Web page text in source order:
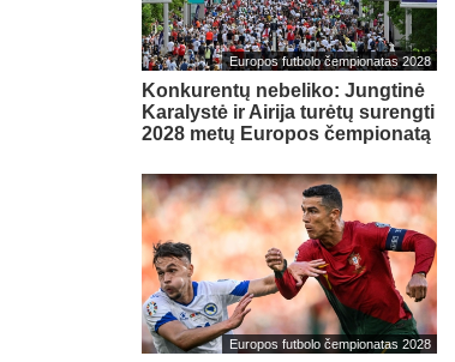
Europos futbolo čempionatas 2028
Konkurentų nebeliko: Jungtinė
Karalystė ir Airija turėtų surengti
2028 metų Europos čempionatą
Europos futbolo čempionatas 2028